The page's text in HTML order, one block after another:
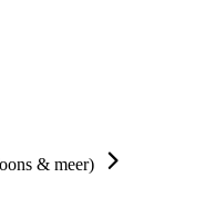
& meer)